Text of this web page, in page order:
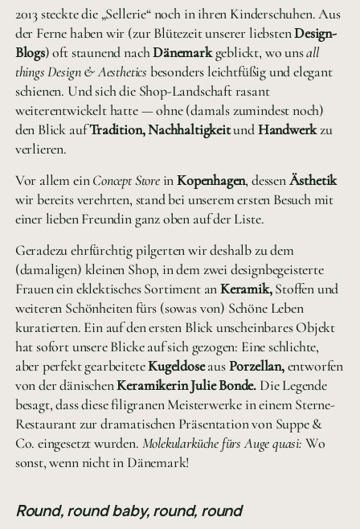
2013 steckte die „Sellerie“ noch in ihren Kinderschuhen. Aus
der Ferne haben wir (zur Blütezeit unserer liebstenDesign-
Blogs) oft staunend nachDänemarkgeblickt, wo unsall
things Design & Aesthetics besonders leichtfüßig und elegant
schienen. Und sich die Shop-Landschaft rasant
weiterentwickelt hatte — ohne (damals zumindest noch)
den Blick aufTradition, NachhaltigkeitundHandwerkzu
verlieren.
Vor allem einConcept StoreinKopenhagen, dessenÄsthetik
wir bereits verehrten, stand bei unserem ersten Besuch mit
einer lieben Freundin ganz oben auf der Liste.
Geradezu ehrfürchtig pilgerten wir deshalb zu dem
(damaligen) kleinen Shop, in dem zwei designbegeisterte
Frauen ein eklektisches Sortiment anKeramik,Stoffen und
weiteren Schönheiten fürs (sowas von) Schöne Leben
kuratierten. Ein auf den ersten Blick unscheinbares Objekt
hat sofort unsere Blicke auf sich gezogen: Eine schlichte,
aber perfekt gearbeiteteKugeldoseausPorzellan,entworfen
von der dänischenKeramikerin Julie Bonde. Die Legende
besagt, dass diese filigranen Meisterwerke in einem Sterne-
Restaurant zur dramatischen Präsentation von Suppe &
Co. eingesetzt wurden. Molekularküche fürs Auge quasi: Wo
sonst, wenn nicht in Dänemark!
Round, round baby, round, round